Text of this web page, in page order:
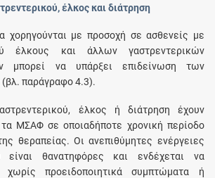
έλκος και διάτρηση
με προσοχή σε ασθενείς με
έλκους και άλλων γαστρεντερικών
μπορεί να υπάρξει επιδείνωση των
παράγραφο 4.3).
έλκος ή διάτρηση έχουν
ΜΣΑΦ σε οποιαδήποτε χρονική περίοδο
θεραπείας. Οι ανεπιθύμητες ενέργειες
θανατηφόρες και ενδέχεται να
προειδοποιητικά συμπτώματα ή